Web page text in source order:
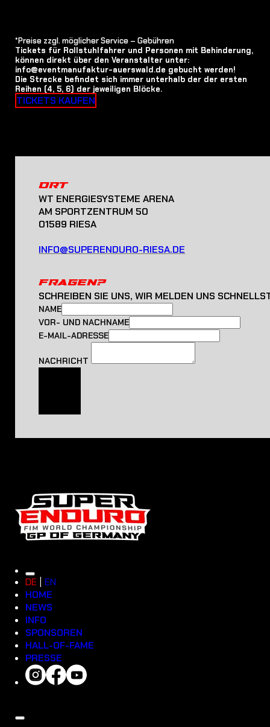
*Preise zzgl. möglicher Service – Gebühren
Tickets für Rollstuhlfahrer und Personen mit Behinderung,
können direkt über den Veranstalter unter:
info@eventmanufaktur-auerswald.de gebucht werden!
Die Strecke befindet sich immer unterhalb der der ersten
Reihen (4, 5, 6) der jeweiligen Blöcke.
TICKETS KAUFEN
ORT
WT ENERGIESYSTEME ARENA
AM SPORTZENTRUM 50
01589 RIESA
INFO@SUPERENDURO-RIESA.DE
FRAGEN?
SCHREIBEN SIE UNS, WIR MELDEN UNS
NAME
VOR- UND NACHNAME
E-MAIL-ADRESSE
NACHRICHT
DE
EN
HOME
NEWS
INFO
SPONSOREN
HALL-OF-FAME
PRESSE